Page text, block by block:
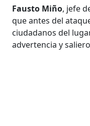
Fausto Miño, jefe
que antes del
ciudadanos del
advertencia y